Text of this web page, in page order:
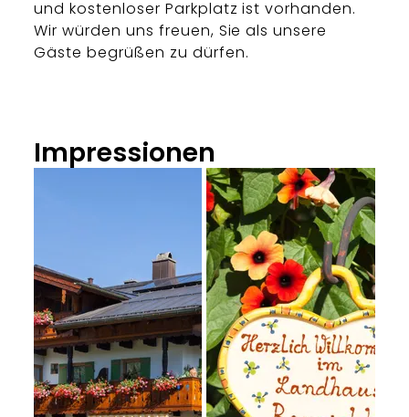
und kostenloser Parkplatz ist vorhanden.
Wir würden uns freuen, Sie als unsere
Gäste begrüßen zu dürfen.
Impressionen